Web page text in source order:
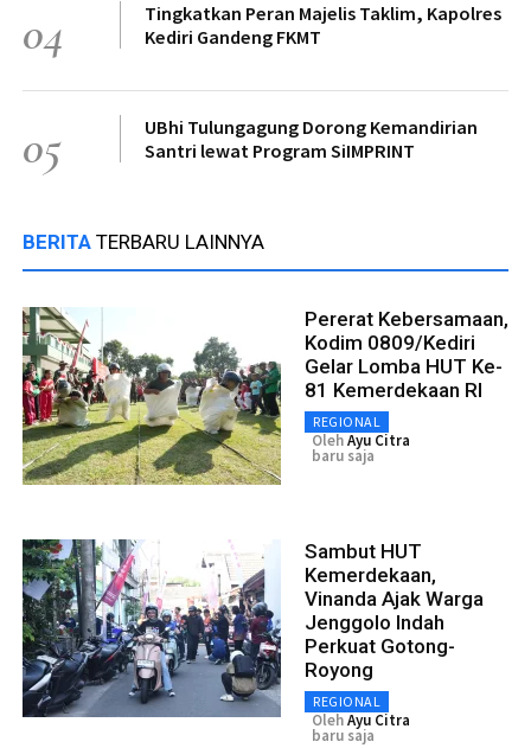
04
Tingkatkan Peran Majelis Taklim, Kapolres
Kediri Gandeng FKMT
05
UBhi Tulungagung Dorong Kemandirian
Santri lewat Program SiIMPRINT
BERITA TERBARU LAINNYA
Pererat Kebersamaan,
Kodim 0809/Kediri
Gelar Lomba HUT Ke-
81 Kemerdekaan RI
REGIONAL
OlehAyu Citra
baru saja
Sambut HUT
Kemerdekaan,
Vinanda Ajak Warga
Jenggolo Indah
Perkuat Gotong-
Royong
REGIONAL
OlehAyu Citra
baru saja